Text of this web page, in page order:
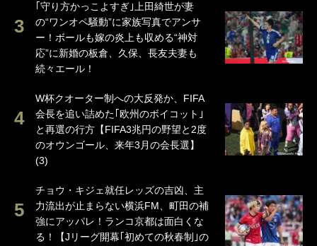
｢守り方かっこよすぎ｣上田綺世が妻
の“ワンオペ騒動”に家族写真でアンサ
ー！ボールも嫁の炎上も収める“神対
応”に新婚の板倉、久保、長友夫妻も
続々エール！
W杯クオーター制への大反発か、FIFA
会長を追い詰めた｢欧州のボイコット｣
と再選の行方【FIFA3兆円の野望と2度
のオウンゴール、来年3月の会長選】
(3)
チョウ・キジェ就任レッズの吉凶、主
力流出が止まらない横浜FM、町田の補
強にアッパレ！ランコ京都は面白くな
る！【Jリーグ開幕｢初めての秋春制｣の